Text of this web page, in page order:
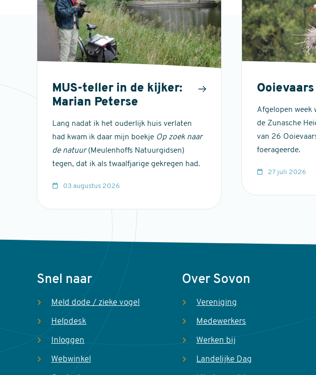
MUS-teller in de kijker:
Marian Peterse
Lang nadat ik het ouderlijk huis verlaten
had kwam ik daar mijn boekje Op zoek naar
de natuur(Meulenhoffs Natuurgidsen)
tegen, dat ik als twaalfjarige gekregen had.
03 augustus 2026
Afgelopen week
de Zunasche
van 26
foerageerde.
27 juli 2026
Voet
Snel naar
Meld dode / zieke vogel
Helpdesk
Inloggen
Webwinkel
Over Sovon
Vereniging
Medewerkers
Werken bij
Landelijke Dag